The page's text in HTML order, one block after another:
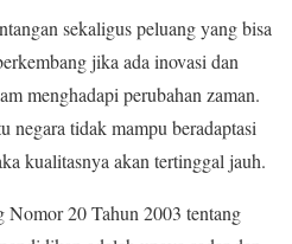
sekaligus peluang yang bisa
jika ada inovasi dan
menghadapi perubahan zaman.
negara tidak mampu beradaptasi
kualitasnya akan tertinggal jauh.
Nomor 20 Tahun 2003 tentang